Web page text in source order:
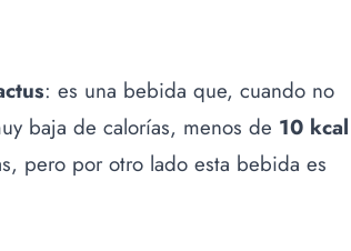
: es una bebida que, cuando no
baja de calorías, menos de 10 kcal
pero por otro lado esta bebida es